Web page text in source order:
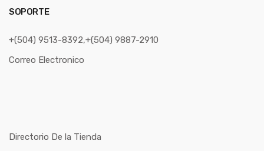
SOPORTE
+(504) 9513-8392,+(504) 9887-2910
Correo Electronico
Directorio De la Tienda